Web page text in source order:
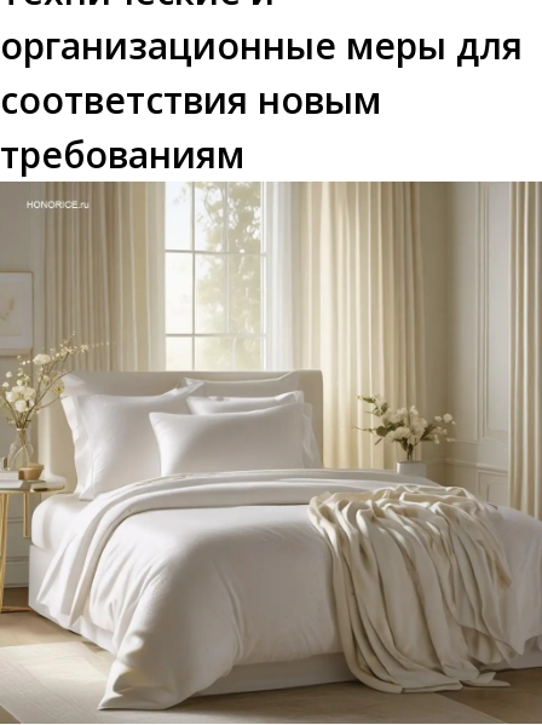
организационные меры для
соответствия новым
требованиям